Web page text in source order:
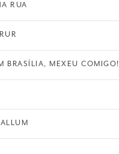
RUA
BRASÍLIA, MEXEU COMIGO!